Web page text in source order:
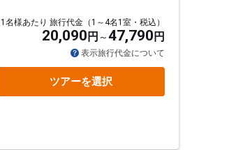
名様あたり 旅行代金（1～4名1室・税込）
20,090 円 47,790 円
表示旅行代金について
ツアーを選択